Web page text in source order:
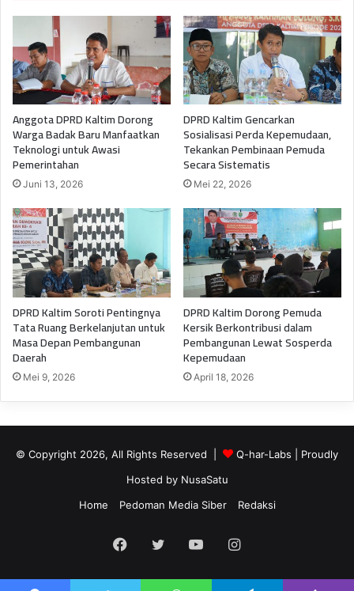
Anggota DPRD Kaltim Dorong
Warga Badak Baru Manfaatkan
Teknologi untuk Awasi
Pemerintahan
Juni 13, 2026
DPRD Kaltim Gencarkan
Sosialisasi Perda Kepemudaan,
Tekankan Pembinaan Pemuda
Secara Sistematis
Mei 22, 2026
DPRD Kaltim Soroti Pentingnya
Tata Ruang Berkelanjutan untuk
Masa Depan Pembangunan
Daerah
Mei 9, 2026
DPRD Kaltim Dorong Pemuda
Kersik Berkontribusi dalam
Pembangunan Lewat Sosperda
Kepemudaan
April 18, 2026
© Copyright 2026, All Rights Reserved | Q-har-Labs | Proudly
Hosted by NusaSatu
Home
Pedoman Media Siber Redaksi
Facebook
TwitterYouTubeInstagram